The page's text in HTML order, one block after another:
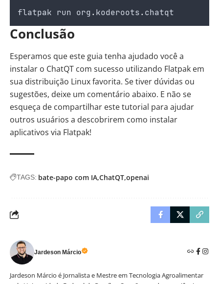
flatpak run org . koderoots. chatqt
Conclusão
Esperamos que este guia tenha ajudado você a
instalar o ChatQT com sucesso utilizando Flatpak em
sua distribuição Linux favorita. Se tiver dúvidas ou
sugestões, deixe um comentário abaixo. E não se
esqueça de compartilhar este tutorial para ajudar
outros usuários a descobrirem como instalar
aplicativos via Flatpak!
TAGS: bate-papo com IA ChatQT openai
Jardeson Márcio
Jardeson Márcio é Jornalista e Mestre em Tecnologia Agroalimentar